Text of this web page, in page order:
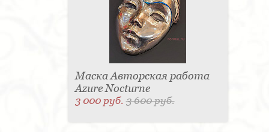
Маска Авторская работа
Azure Nocturne
3 000 руб.3 600 руб.